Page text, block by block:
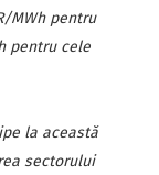
MWh pentru
pentru cele
la această
sectorului